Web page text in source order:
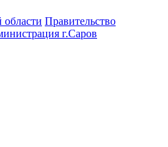
области Правительство
г.Саров